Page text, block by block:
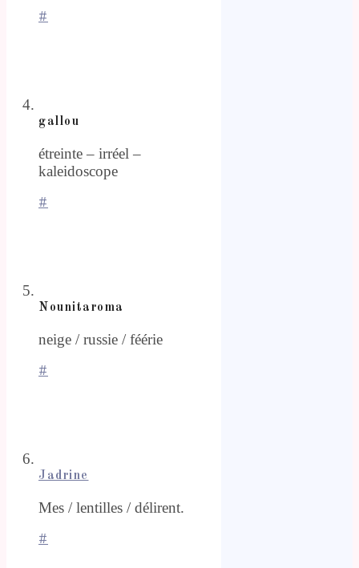
#
gallou
étreinte – irréel –
kaleidoscope
#
Nounitaroma
neige / russie / féérie
#
Jadrine
Mes / lentilles / délirent.
#